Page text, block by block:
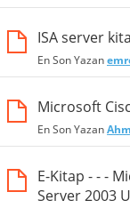
ISA server
En Son Yazan
Microsoft
En Son Yazan
E-Kitap - - -
Server 2003